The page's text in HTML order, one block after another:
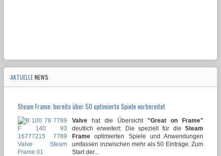
AKTUELLENEWS
Steam Frame: bereits über 50 optimierte Spiele vorbereitet
Valve hat die Übersicht "Great on Frame"
deutlich erweitert: Die speziell für die Steam
Frame optimierten Spiele und Anwendungen
umfassen inzwischen mehr als 50 Einträge. Zum
Start der...